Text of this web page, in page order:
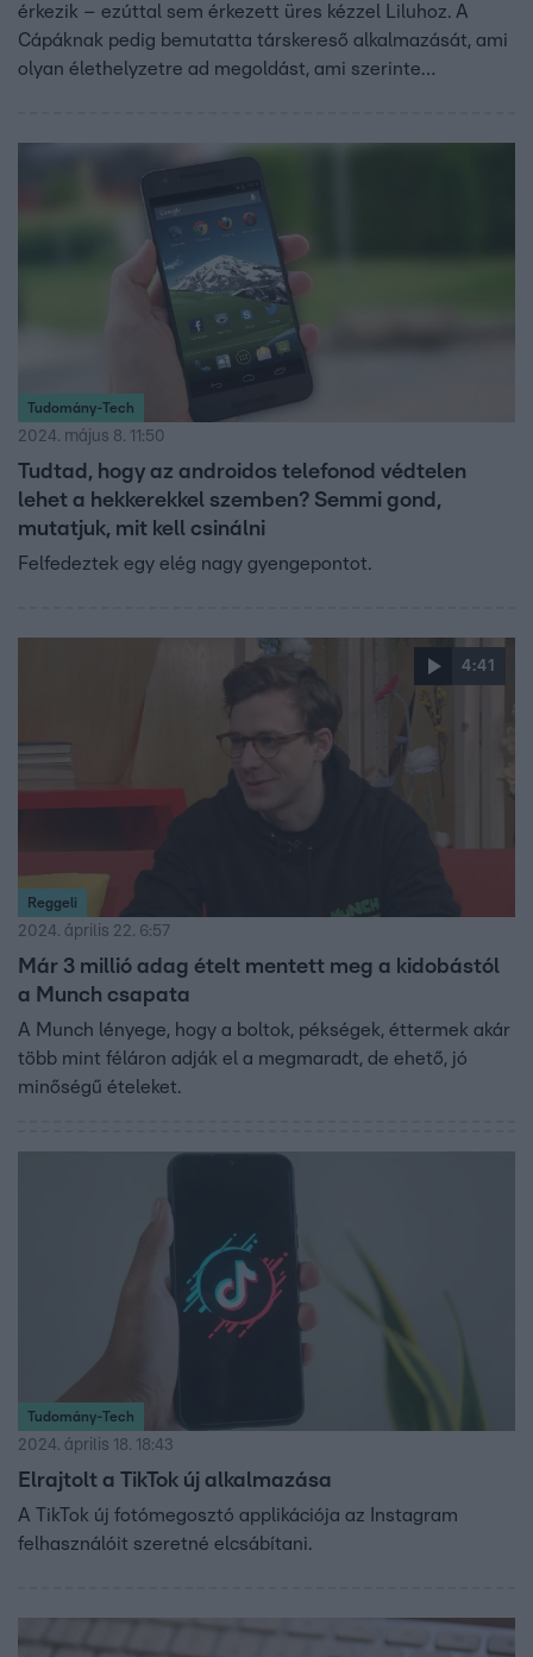
érkezik – ezúttal sem érkezett üres kézzel Liluhoz. A
Cápáknak pedig bemutatta társkereső alkalmazását, ami
olyan élethelyzetre ad megoldást, ami szerinte
forintos befektetést kért, melyért cserébe 30%
tulajdonrészt kínált.
Tudomány-Tech
2024. május 8. 11:50
Tudtad, hogy az androidos telefonod védtelen
lehet a hekkerekkel szemben? Semmi gond,
mutatjuk, mit kell csinálni
Felfedeztek egy elég nagy gyengepontot.
4:41
Reggeli
2024. április 22. 6:57
Már 3 millió adag ételt mentett meg a kidobástól
a Munch csapata
A Munch lényege, hogy a boltok, pékségek, éttermek akár
több mint féláron adják el a megmaradt, de ehető, jó
minőségű ételeket.
Tudomány-Tech
2024. április 18. 18:43
Elrajtolt a TikTok új alkalmazása
A TikTok új fotómegosztó applikációja az Instagram
felhasználóit szeretné elcsábítani.